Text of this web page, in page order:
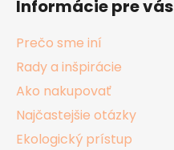
Informácie pre vás
Prečo sme iní
Rady a inšpirácie
Ako nakupovať
Najčastejšie otázky
Ekologický prístup